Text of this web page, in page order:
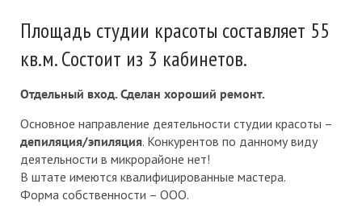
Площадь студии красоты составляет 55
кв.м. Состоит из 3 кабинетов.
Отдельный вход. Сделан хороший ремонт.
Основное направление деятельности студии красоты –
депиляция/эпиляция. Конкурентов по данному виду
деятельности в микрорайоне нет!
В штате имеются квалифицированные мастера.
Форма собственности – ООО.